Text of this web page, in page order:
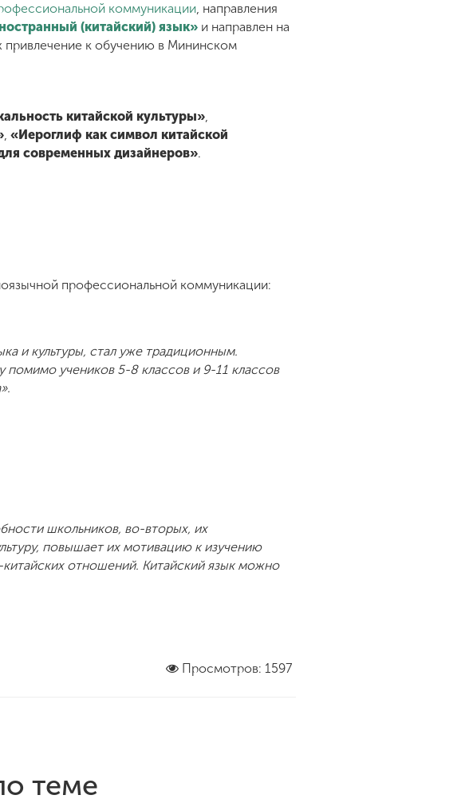
коммуникации, направления
(китайский) язык» и направлен на
привлечение к обучению в Мининском
китайской культуры»,
, «Иероглиф как символ китайской
современных дизайнеров».
профессиональной коммуникации:
и культуры, стал уже традиционным.
помимо учеников 5-8 классов и 9-11 классов
школьников, во-вторых, их
повышает их мотивацию к изучению
отношений. Китайский язык можно
Просмотров: 1597
теме